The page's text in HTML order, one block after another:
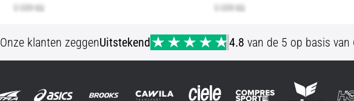
Onze klanten zeggenUitstekend 4.8 van de 5 op basis van